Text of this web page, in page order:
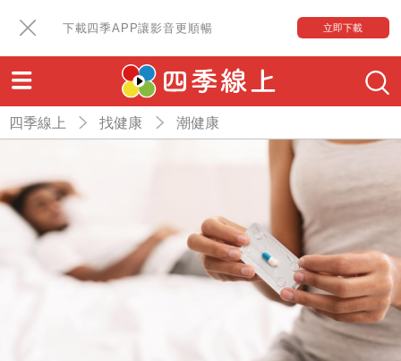
下載四季APP讓影音更順暢 立即下載
四季線上 找健康 潮健康